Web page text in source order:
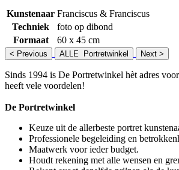
Kunstenaar Franciscus & Franciscus
Techniek
foto op dibond
Formaat
60 x 45 cm
< Previous ALLE Portretwinkel Next >
Sinds 1994 is De Portretwinkel hèt adres
heeft vele voordelen!
De Portretwinkel
Keuze uit de allerbeste portret
Professionele begeleiding en
Maatwerk voor ieder budget.
Houdt rekening met alle wensen en